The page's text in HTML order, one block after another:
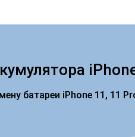
батареи iPhone 11, 11